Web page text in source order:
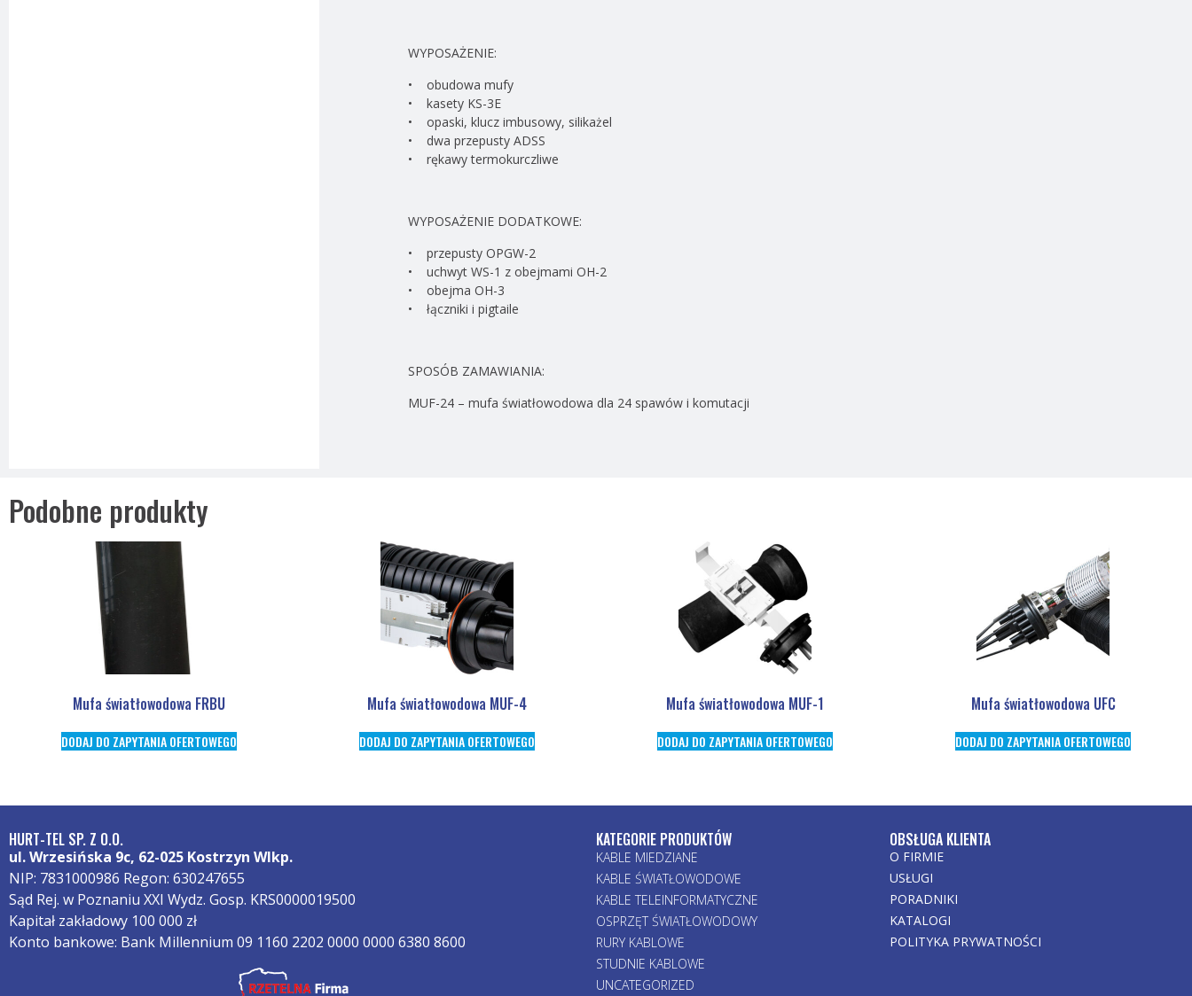
WYPOSAŻENIE:
• obudowa mufy
• kasety KS-3E
• opaski, klucz imbusowy, silikażel
• dwa przepusty ADSS
• rękawy termokurczliwe
WYPOSAŻENIE DODATKOWE:
• przepusty OPGW-2
• uchwyt WS-1 z obejmami OH-2
• obejma OH-3
• łączniki i pigtaile
SPOSÓB ZAMAWIANIA:
MUF-24 – mufa światłowodowa dla 24 spawów i komutacji
Podobne produkty
Mufa światłowodowa FRBU
DODAJ DO ZAPYTANIA OFERTOWEGO
Mufa światłowodowa MUF-4
DODAJ DO ZAPYTANIA OFERTOWEGO
Mufa światłowodowa MUF-1
DODAJ DO ZAPYTANIA OFERTOWEGO
Mufa światłowodowa UFC
DODAJ DO ZAPYTANIA OFERTOWEGO
HURT-TEL SP. Z O.O.
ul. Wrzesińska 9c, 62-025 Kostrzyn Wlkp.
NIP: 7831000986 Regon: 630247655
Sąd Rej. w Poznaniu XXI Wydz. Gosp. KRS0000019500
Kapitał zakładowy 100 000 zł
Konto bankowe: Bank Millennium 09 1160 2202 0000 0000 6380 8600
KATEGORIE PRODUKTÓW
KABLE MIEDZIANE
KABLE ŚWIATŁOWODOWE
KABLE TELEINFORMATYCZNE
OSPRZĘT ŚWIATŁOWODOWY
RURY KABLOWE
STUDNIE KABLOWE
UNCATEGORIZED
OBSŁUGA KLIENTA
O FIRMIE
USŁUGI
PORADNIKI
KATALOGI
POLITYKA PRYWATNOŚCI